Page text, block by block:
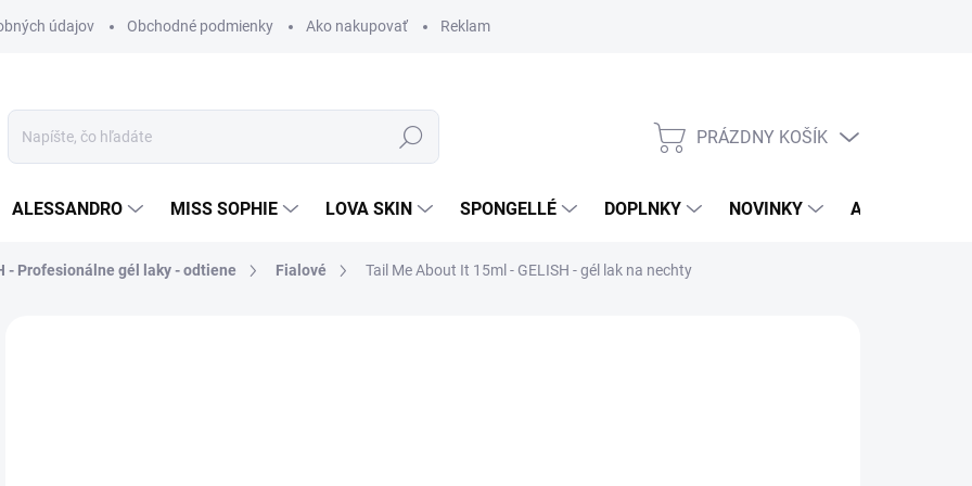
údajov Obchodné podmienky Ako nakupovať Reklamačný poriadok
Hľadať
NÁKUPNÝ
PRÁZDNY KOŠÍK
ALESSANDRO MISS SOPHIE LOVA SKIN SPONGELLÉ DOPLNKY NOVINKY AKCIA
- Profesionálne gél laky - odtiene Fialové Tail Me About It 15ml - GELISH - gél lak na nechty